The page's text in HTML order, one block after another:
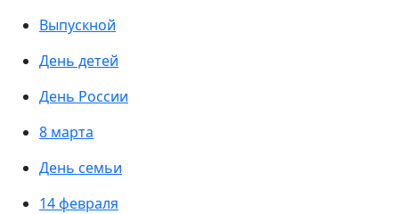
Выпускной
День детей
День России
8 марта
День семьи
14 февраля